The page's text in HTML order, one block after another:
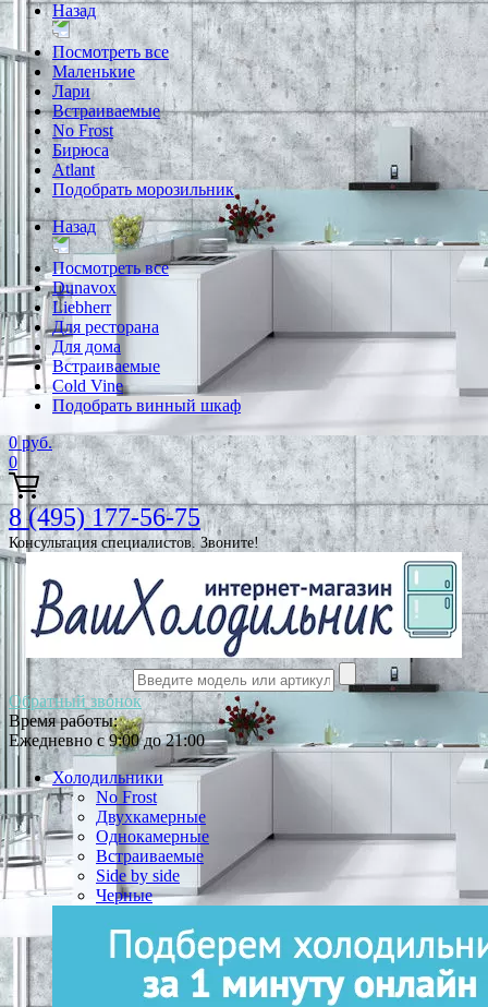
Назад
Посмотреть все
Маленькие
Лари
Встраиваемые
No Frost
Бирюса
Atlant
Подобрать морозильник
Назад
Посмотреть все
Dunavox
Liebherr
Для ресторана
Для дома
Встраиваемые
Cold Vine
Подобрать винный шкаф
0 руб.
0
8 (495) 177-56-75
Консультация специалистов. Звоните!
Обратный звонок
Время работы:
Ежедневно с 9:00 до 21:00
Холодильники
No Frost
Двухкамерные
Однокамерные
Встраиваемые
Side by side
Черные